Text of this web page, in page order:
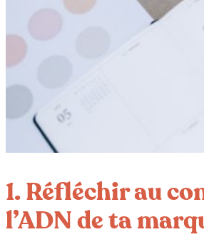
1. Réfléchir au
l’ADN de ta